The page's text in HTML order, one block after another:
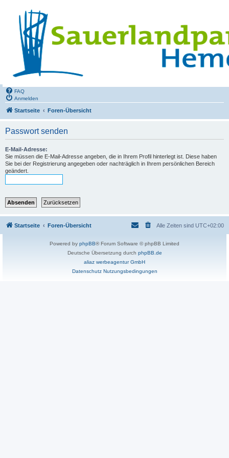
FAQ
Anmelden
Startseite Foren-Übersicht
Passwort senden
E-Mail-Adresse:
Sie müssen die E-Mail-Adresse angeben, die in Ihrem Profil hinterlegt ist. Diese haben
Sie bei der Registrierung angegeben oder nachträglich in Ihrem persönlichen Bereich
geändert.
Startseite Foren-Übersicht Alle Zeiten sind UTC+02:00
Powered by phpBB® Forum Software © phpBB Limited
Deutsche Übersetzung durch phpBB.de
aliaz werbeagentur GmbH
Datenschutz Nutzungsbedingungen